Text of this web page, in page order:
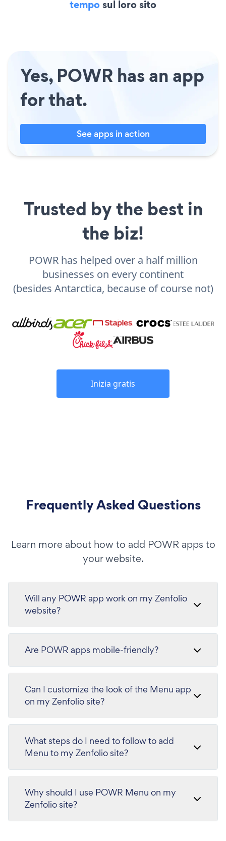
temposul loro sito
Yes, POWR has an app
for that.
See apps in action
Trusted by the best in
the biz!
POWR has helped over a half million
businesses on every continent
(besides Antarctica, because of course not)
Inizia gratis
Frequently Asked Questions
Learn more about how to add POWR apps to
your website.
Will any POWR app work on my Zenfolio
website?
Are POWR apps mobile-friendly?
Can I customize the look of the Menu app
on my Zenfolio site?
What steps do I need to follow to add
Menu to my Zenfolio site?
Why should I use POWR Menu on my
Zenfolio site?